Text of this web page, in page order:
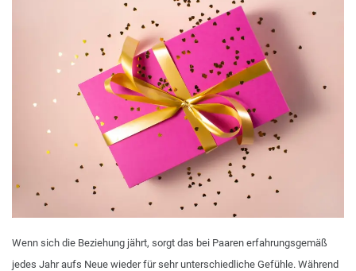
Wenn sich die Beziehung jährt, sorgt das bei Paaren erfahrungsgemäß
jedes Jahr aufs Neue wieder für sehr unterschiedliche Gefühle. Während